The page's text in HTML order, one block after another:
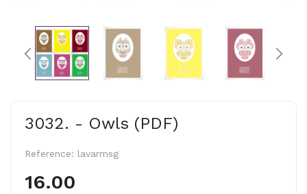
3032. - Owls (PDF)
Reference: lavarmsg
16.00